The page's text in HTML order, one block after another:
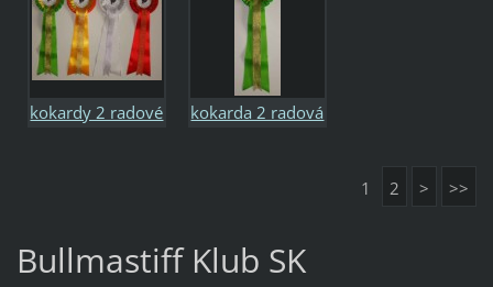
kokardy 2 radové kokarda 2 radová
1 2 > >>
Bullmastiff Klub SK